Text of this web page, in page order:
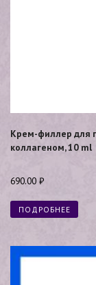
Крем-филлер для
коллагеном, 10 ml
690.00 ₽
ПОДРОБНЕЕ